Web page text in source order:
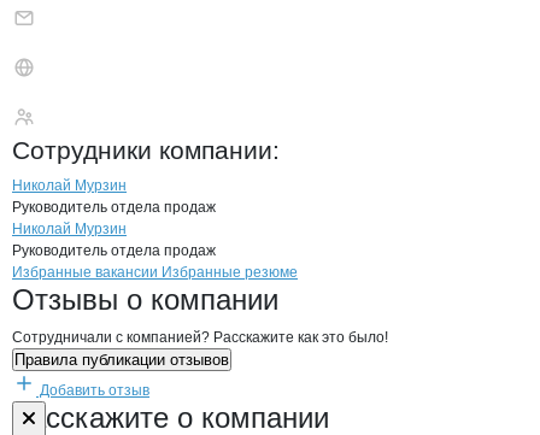
Сотрудники компании:
Николай Мурзин
Руководитель отдела продаж
Николай Мурзин
Руководитель отдела продаж
Брендыкомпани КОМПАНИЯ ХОМА
Вакансии вКОМПАНИЯ ХОМА
Избранные вакансии Избранные резюме
Новости oКОМПАНИЯ ХОМА, ООО
Отзывы о компании
Сотрудничали с компанией? Расскажите как это было!
Правила публикации отзывов
Добавить отзыв
Расскажите о компании
Форма обратной связи о неточностях